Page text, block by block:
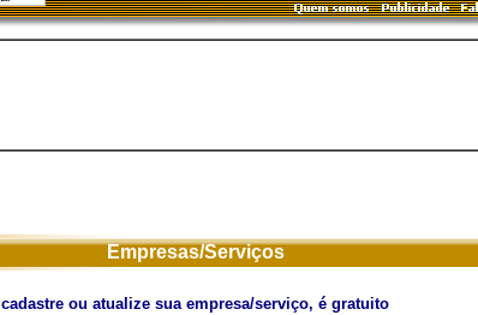
Empresas/Serviços
cadastre ou atualize sua empresa/serviço, é gratuito